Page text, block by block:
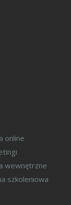
online
wewnętrzne
szkoleniowa